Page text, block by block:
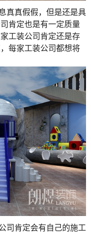
真真假假，但是还是具
肯定也是有一定质量
工装公司肯定还是存
每家工装公司都想将
司肯定会有自己的施工